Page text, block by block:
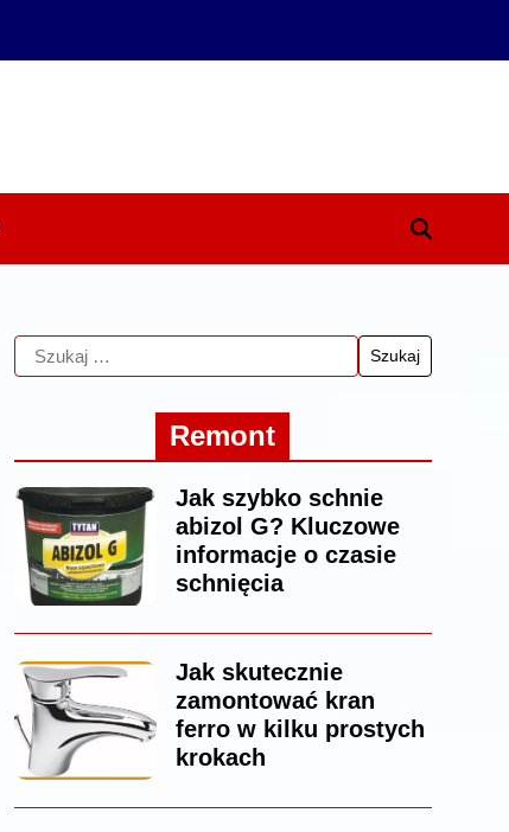
Remont
Jak szybko schnie
abizol G? Kluczowe
informacje o czasie
schnięcia
Jak skutecznie
zamontować kran
ferro w kilku prostych
krokach